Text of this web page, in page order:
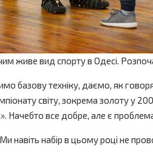
живе вид спорту в Одесі.
техніку, даємо, як
світу, зокрема золоту у
Начебто все добре, але є
навіть набір в цьому році не